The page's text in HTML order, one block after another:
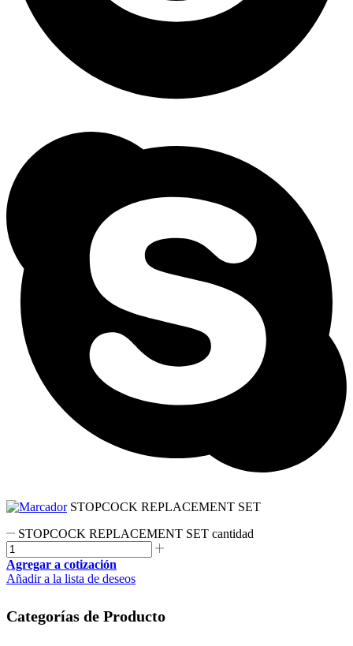
STOPCOCK REPLACEMENT SET
STOPCOCK REPLACEMENT SET cantidad
Agregar a cotización
Añadir a la lista de deseos
Categorías de Producto